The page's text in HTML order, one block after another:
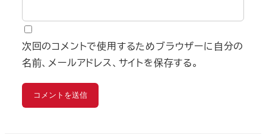
次回のコメントで使用するためブラウザーに自分の
名前、メールアドレス、サイトを保存する。